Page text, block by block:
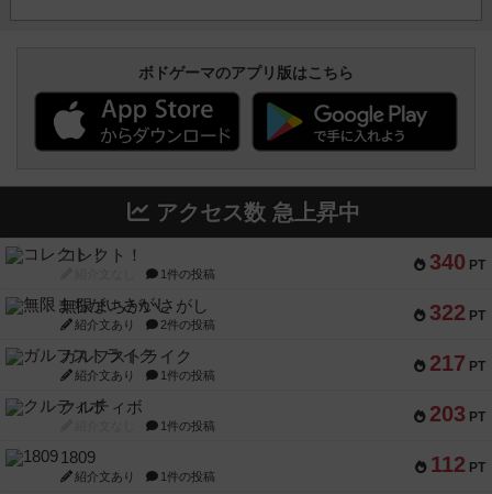
ボドゲーマのアプリ版はこちら
アクセス数 急上昇中
340 PT
コレクト！
1件の投稿
322 PT
無限まちがいさがし
紹介文あり 2件の投稿
217 PT
ガルフストライク
紹介文あり 1件の投稿
203 PT
クルティボ
1件の投稿
112 PT
1809
紹介文あり 1件の投稿